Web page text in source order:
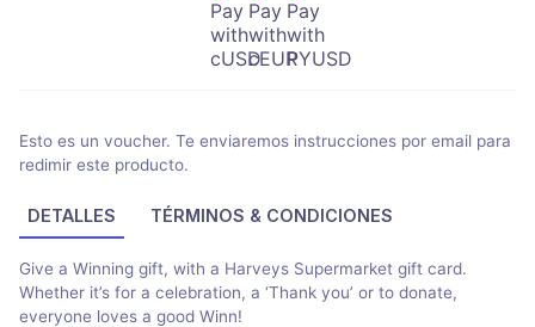
Esto es un voucher. Te enviaremos instrucciones por email para
redimir este producto.
DETALLES TÉRMINOS & CONDICIONES
Give a Winning gift, with a Harveys Supermarket gift card.
Whether it’s for a celebration, a ‘Thank you’ or to donate,
everyone loves a good Winn!